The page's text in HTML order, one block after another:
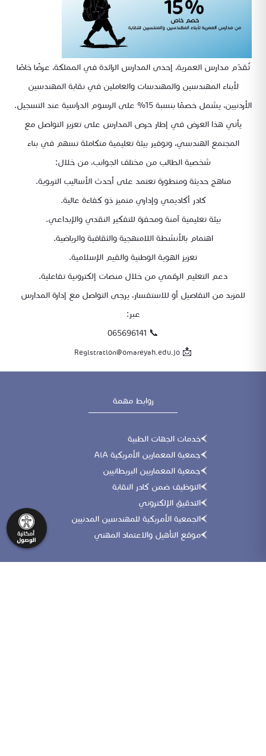
تُقدّم مدارس العمرية، إحدى المدارس الرائدة في المملكة، عرضًا خاصًا
لأبناء المهندسين والمهندسات والعاملين في نقابة المهندسين
الأردنيين، يشمل خصمًا بنسبة 15% على الرسوم الدراسية عند التسجيل.
يأتي هذا العرض في إطار حرص المدارس على تعزيز التواصل مع
المجتمع الهندسي، وتوفير بيئة تعليمية متكاملة تسهم في بناء
شخصية الطالب من مختلف الجوانب، من خلال:
مناهج حديثة ومتطورة تعتمد على أحدث الأساليب التربوية.
كادر أكاديمي وإداري متميز ذو كفاءة عالية.
بيئة تعليمية آمنة ومحفزة للتفكير النقدي والإبداعي.
اهتمام بالأنشطة اللامنهجية والثقافية والرياضية.
تعزيز الهوية الوطنية والقيم الإسلامية.
دعم التعليم الرقمي من خلال منصات إلكترونية تفاعلية.
للمزيد من التفاصيل أو للاستفسار، يرجى التواصل مع إدارة المدارس
عبر:
📞 065696141
📩
Registration@omareyah.edu.jo
روابط مهمة
خدمات الجهات الطبية
جمعية المعمارين الأمريكية AiA
جمعية المعماريين البريطانيين
التوظيف ضمن كادر النقابة
التدقيق الإلكتروني
الجمعية الأمريكية للمهندسين المدنيين
موقع التأهيل والاعتماد المهني